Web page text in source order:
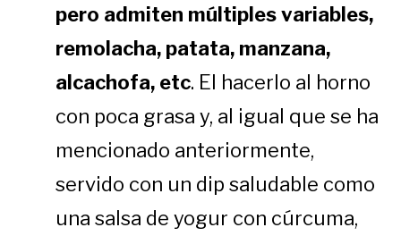
pero admiten múltiples variables,
remolacha, patata, manzana,
alcachofa, etc. El hacerlo al horno
con poca grasa y, al igual que se ha
mencionado anteriormente,
servido con un dip saludable como
una salsa de yogur con cúrcuma,